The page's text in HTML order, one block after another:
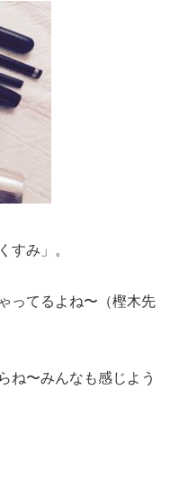
すみ」。
ってるよね〜（樫木先
ね〜みんなも感じよう